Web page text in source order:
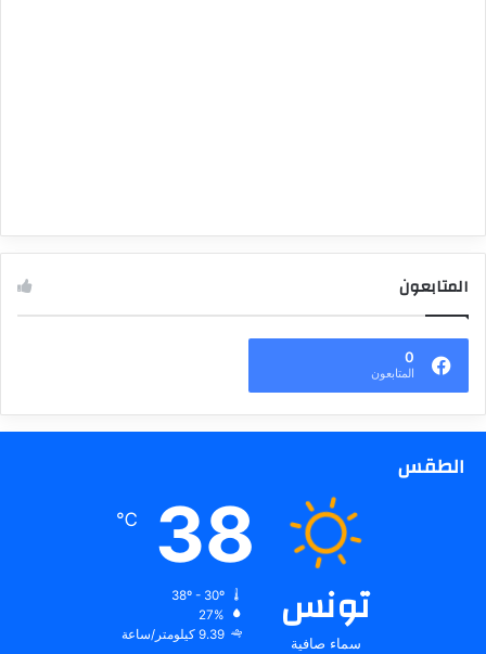
المتابعون
0
المتابعون
الطقس
تونس
سماء صافية
38
℃
27%
9.39 كيلومتر/ساعة